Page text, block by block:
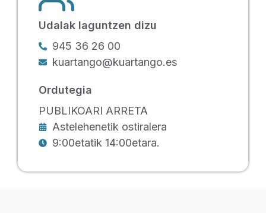
Udalak laguntzen dizu
945 36 26 00
kuartango@kuartango.es
Ordutegia
PUBLIKOARI ARRETA
Astelehenetik ostiralera
9:00etatik 14:00etara.